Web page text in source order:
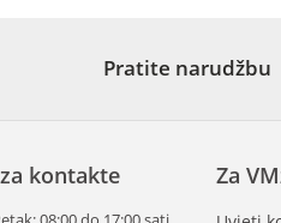
Pratite narudžbu
kontakte Za